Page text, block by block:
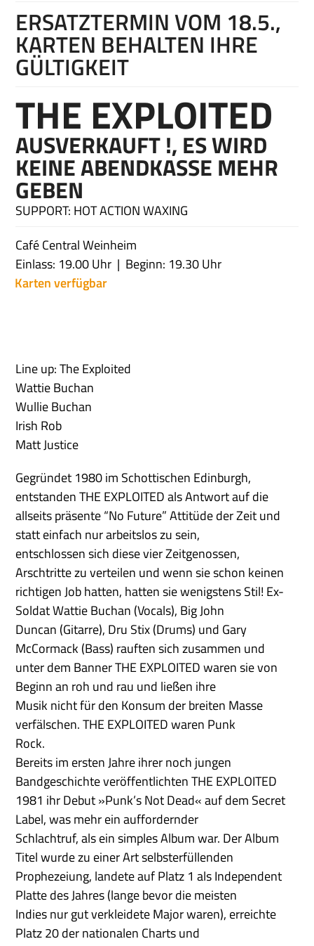
ERSATZTERMIN VOM 18.5.,
KARTEN BEHALTEN IHRE
GÜLTIGKEIT
THE EXPLOITED
AUSVERKAUFT !, ES WIRD
KEINE ABENDKASSE MEHR
GEBEN
SUPPORT: HOT ACTION WAXING
Café Central Weinheim
Einlass: 19.00 Uhr
Beginn: 19.30 Uhr
Karten verfügbar
Line up: The Exploited
Wattie Buchan
Wullie Buchan
Irish Rob
Matt Justice
Gegründet 1980 im Schottischen Edinburgh,
entstanden THE EXPLOITED als Antwort auf die
allseits präsente “No Future” Attitüde der Zeit und
statt einfach nur arbeitslos zu sein,
entschlossen sich diese vier Zeitgenossen,
Arschtritte zu verteilen und wenn sie schon keinen
richtigen Job hatten, hatten sie wenigstens Stil! Ex-
Soldat Wattie Buchan (Vocals), Big John
Duncan (Gitarre), Dru Stix (Drums) und Gary
McCormack (Bass) rauften sich zusammen und
unter dem Banner THE EXPLOITED waren sie von
Beginn an roh und rau und ließen ihre
Musik nicht für den Konsum der breiten Masse
verfälschen. THE EXPLOITED waren Punk
Rock.
Bereits im ersten Jahre ihrer noch jungen
Bandgeschichte veröffentlichten THE EXPLOITED
1981 ihr Debut »Punk’s Not Dead« auf dem Secret
Label, was mehr ein auffordernder
Schlachtruf, als ein simples Album war. Der Album
Titel wurde zu einer Art selbsterfüllenden
Prophezeiung, landete auf Platz 1 als Independent
Platte des Jahres (lange bevor die meisten
Indies nur gut verkleidete Major waren), erreichte
Platz 20 der nationalen Charts und